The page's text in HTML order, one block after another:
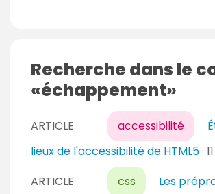
Recherche dans le
échappement
ARTICLE accessibilité
lieux de l'accessibilité de HTML5· 11
ARTICLE css
Les